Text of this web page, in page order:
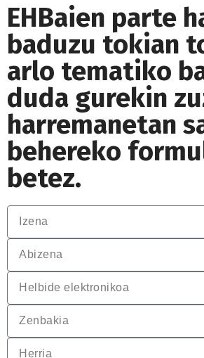
EHBaien parte
baduzu tokian
arlo tematiko
duda gurekin
harremanetan
behereko
betez.